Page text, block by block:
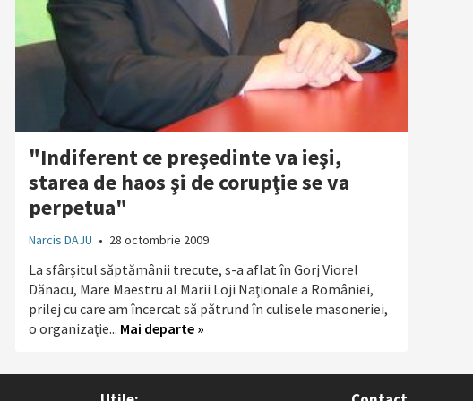
"Indiferent ce preşedinte va ieşi,
starea de haos şi de corupţie se va
perpetua"
Narcis DAJU • 28 octombrie 2009
La sfârşitul săptămânii trecute, s-a aflat în Gorj Viorel
Dănacu, Mare Maestru al Marii Loji Naţionale a României,
prilej cu care am încercat să pătrund în culisele masoneriei,
o organizaţie... Mai departe »